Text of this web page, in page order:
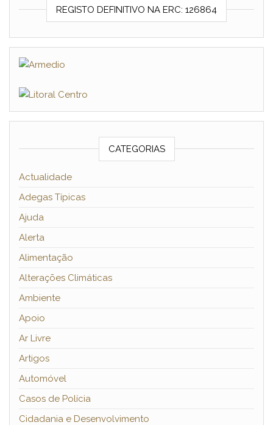
REGISTO DEFINITIVO NA ERC: 126864
CATEGORIAS
Actualidade
Adegas Típicas
Ajuda
Alerta
Alimentação
Alterações Climáticas
Ambiente
Apoio
Ar Livre
Artigos
Automóvel
Casos de Polícia
Cidadania e Desenvolvimento